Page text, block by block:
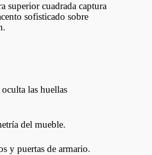
superior cuadrada captura
sofisticado sobre
las huellas
del mueble.
y puertas de armario.